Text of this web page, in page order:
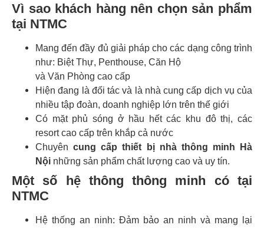
Vì sao khách hàng nên chọn sản phẩm
tại NTMC
Mang đến đầy đủ giải pháp cho các dạng công trình
như: Biệt Thự, Penthouse, Căn Hộ
và Văn Phòng cao cấp
Hiện đang là đối tác và là nhà cung cấp dịch vụ của
nhiều tập đoàn, doanh nghiệp lớn trên thế giới
Có mặt phủ sóng ở hầu hết các khu đô thị, các
resort cao cấp trên khắp cả nước
Chuyêncung cấp thiết bị nhà thông minh Hà
Nội những sản phẩm chất lượng cao và uy tín.
Một số hệ thông thông minh có tại
NTMC
Hệ thống an ninh: Đảm bảo an ninh và mang lại